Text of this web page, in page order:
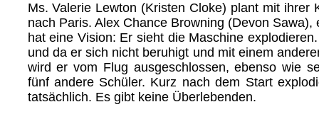
Ms. Valerie Lewton (Kristen Cloke) plant mit ihrer
nach Paris. Alex Chance Browning (Devon Sawa),
hat eine Vision: Er sieht die Maschine
und da er sich nicht beruhigt und mit einem
wird er vom Flug ausgeschlossen, ebenso wie
fünf andere Schüler. Kurz nach dem Start
tatsächlich. Es gibt keine Überlebenden.